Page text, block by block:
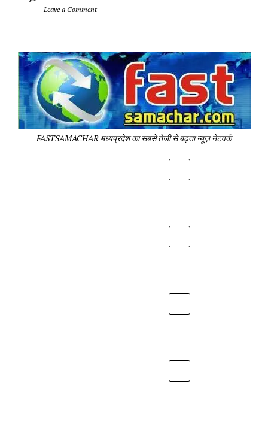
		Leave a Comment
-
FASTSAMACHAR मध्यप्रदेश का सबसे तेजी से बढ़ता न्यूज़ नेटवर्क